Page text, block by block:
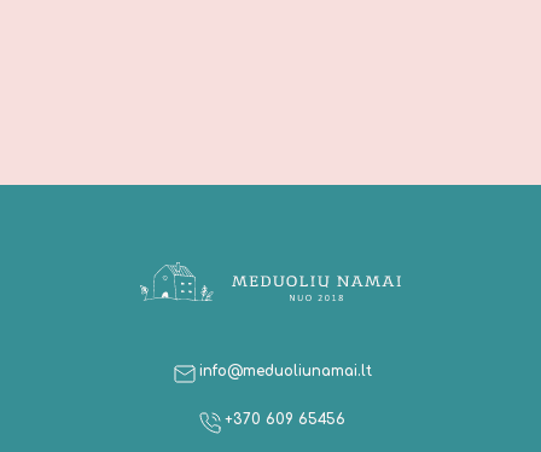
info@meduoliunamai.lt
+370 609 65456